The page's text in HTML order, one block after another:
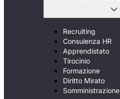
Recruiting
Consulenza HR
Apprendistato
Tirocinio
Formazione
Diritto Mirato
Somministrazione